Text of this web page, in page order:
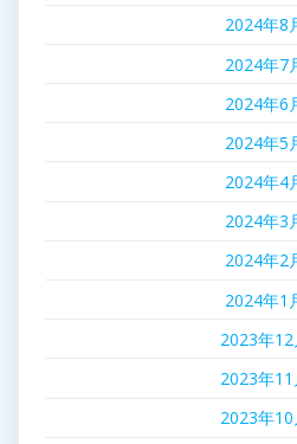
2024年8
2024年7
2024年6
2024年5
2024年4
2024年3
2024年2
2024年1
2023年12
2023年11
2023年10